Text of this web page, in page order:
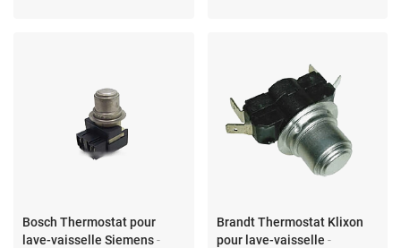
Bosch Thermostat pour
lave-vaisselle Siemens-
Brandt Thermostat Klixon
pour lave-vaisselle -